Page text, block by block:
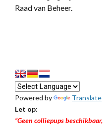
Raad van Beheer.
Powered by
Translate
Let op:
“Geen colliepups beschikbaar,